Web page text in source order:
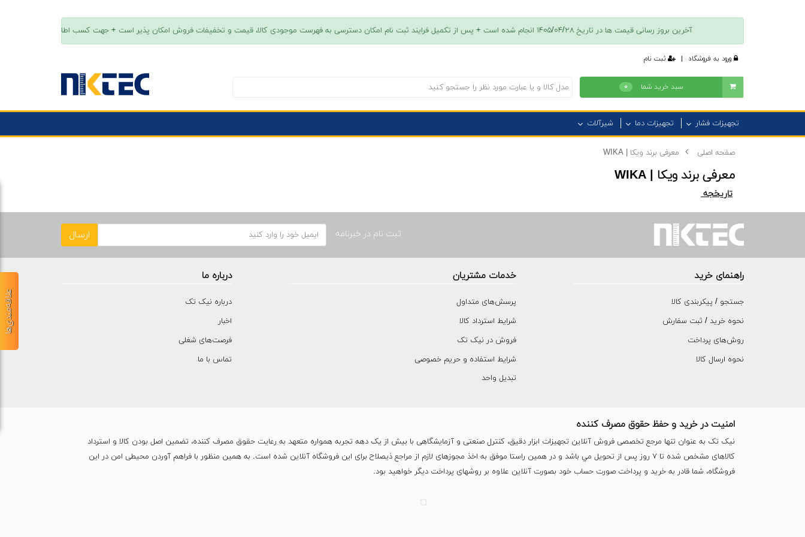
آخرین بروز رسانی قیمت ها در تاريخ ۱۴۰۵/۰۴/۲۸ انجام شده است + پس از تکمیل فرایند ثبت نام امکان دسترسی به فهرست موجودی کالا، قیمت و تخفیفات فروش امکان پذیر است + جهت كسب اطلاعات بيشتر با همراه ٠٩٠١١٠١٣٧٣٦ تماس بگیرید.
ورود به فروشگاه | ثبت نام
سبد خرید شما ۰
تجهیزات فشار تجهیزات دما شیرآلات
صفحه اصلی معرفی برند ویکا | WIKA
معرفی برند ویکا | WIKA
تاریخجه
ثبت نام در خبرنامه ارسال
راهنمای خرید
جستجو / پیکربندی کالا
نحوه خرید / ثبت سفارش
روش‌های پرداخت
نحوه ارسال کالا
خدمات مشتریان
پرسش‌های متداول
شرایط استرداد کالا
فروش در نیک تک
شرایط استفاده و حریم خصوصی
تبدیل واحد
درباره ما
درباره نیک تک
اخبار
فرصت‌های شغلی
تماس با ما
امنیت در خرید و حفظ حقوق مصرف کننده
نیک تک به عنوان تنها مرجع تخصصی فروش آنلاین تجهیزات ابزار دقیق، کنترل صنعتی و آزمایشگاهی با بیش از یک دهه تجربه همواره متعهد به رعایت حقوق مصرف کننده، تضمین اصل بودن کالا و استرداد
کالاهای مشخص شده تا ٧ روز پس از تحویل مي باشد و در همين راستا موفق به اخذ مجوزهای لازم از مراجع ذیصلاح برای این فروشگاه آنلاین شده است. به همين منظور با فراهم آوردن محیطی امن در این
فروشگاه، شما قادر به خرید و پرداخت صورت حساب خود بصورت آنلاین علاوه بر روشهای پرداخت دیگر خواهید بود.
علاقه‌مندی‌ها